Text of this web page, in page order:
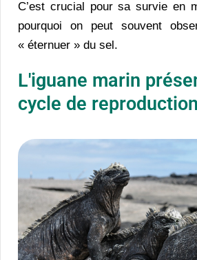
C’est crucial pour sa survie en
pourquoi on peut souvent
« éternuer » du sel.
L'iguane marin
cycle de